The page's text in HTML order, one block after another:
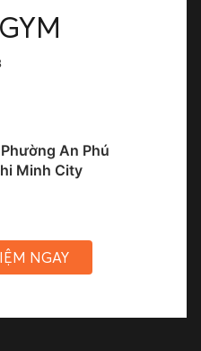
An Phú
Minh City
NGAY